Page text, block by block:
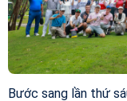
Bước sang lần thứ